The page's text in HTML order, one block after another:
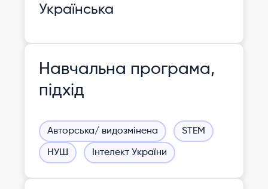
Українська
Навчальна програма,
підхід
Авторська/ видозмінена STEM
НУШ Інтелект України